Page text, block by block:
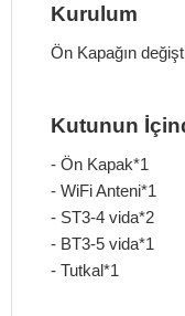
Kurulum
Ön Kapağın
Kutunun
- Ön Kapak*1
- WiFi Anteni*1
- ST3-4 vida*2
- BT3-5 vida*1
- Tutkal*1